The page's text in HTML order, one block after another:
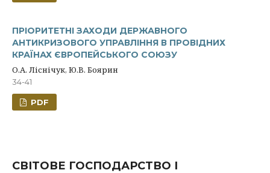
ПРІОРИТЕТНІ ЗАХОДИ ДЕРЖАВНОГО
АНТИКРИЗОВОГО УПРАВЛІННЯ В ПРОВІДНИХ
КРАЇНАХ ЄВРОПЕЙСЬКОГО СОЮЗУ
О.А. Ліснічук, Ю.В. Боярин
34-41
PDF
СВІТОВЕ ГОСПОДАРСТВО І